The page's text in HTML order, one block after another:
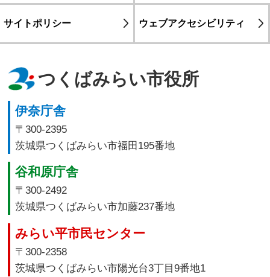
サイトポリシー ウェブアクセシビリティ
つくばみらい市役所
伊奈庁舎
〒300-2395
茨城県つくばみらい市福田195番地
谷和原庁舎
〒300-2492
茨城県つくばみらい市加藤237番地
みらい平市民センター
〒300-2358
茨城県つくばみらい市陽光台3丁目9番地1